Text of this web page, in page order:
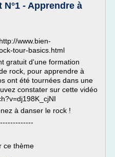
- Apprendre à
www.bien-
tour-basics.html
gratuit d'une formation
rock, pour apprendre à
ont été tournées dans une
constater sur cette vidéo
à danser le rock !
ce thème